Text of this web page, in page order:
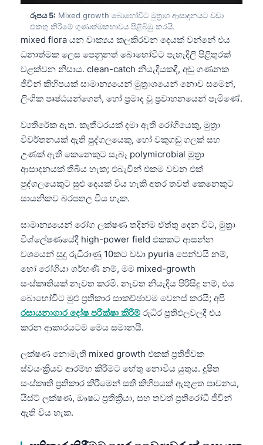
රූපය 5: Mixed growth බොහෝවිට මුත්‍රාශ ආසාදනයට වඩා
එකතු කිරීමේ ගුණාත්මකභාවය පිළිබිඹු කරයි.
mixed flora යන වාක්‍යය කලකිරවන දෙයක් වන්නේ එය
ධනාත්මක ලෙස පෙනුනත් බොහෝවිට පැහැදිලි පිළිතුරක්
වළක්වන නිසාය. clean-catch නියැදියකදී, අඩු ගණනක
ජීවීන් කිහිපයක් සාමාන්‍යයෙන් මුත්‍රාශයෙන් නොව සමෙන්,
ලිංගික පෘෂ්ඨයන්ගෙන්, හෝ ප්‍රමාද වූ ප්‍රවාහනයෙන් පැමිණේ.
ව්‍යතිරේක ඇත. කැතීටරයක් දමා ඇති රෝගියෙකු, මුත්‍රා
විවර්තනයක් ඇති පුද්ගලයෙකු, හෝ වකුගඩු ගලක් සහ
උණක් ඇති කෙනෙකුට සැබෑ polymicrobial මුත්‍රා
ආසාදනයක් තිබිය හැක; එබැවින් එකම වචන එක්
පුද්ගලයෙකුට සුළු දෙයක් විය හැකි අතර තවත් කෙනෙකුට
සායනිකව බරපතල විය හැක.
සාමාන්‍යයෙන් රෝග ලක්ෂණ තදින්ම ඒත්තු දෙන විට, මුත්‍රා
විශ්ලේෂණයේදී high-power field එකකට ආසන්න
වශයෙන් සුදු රුධිරාණු 10කට වඩා pyuria පෙන්වයි නම්,
හෝ රෝගියා ගර්භණී නම්, මම mixed-growth
සංස්කෘතියක් නැවත කරමි. නැවත නියැදිය පිරිසිදු නම්, එය
බොහෝවිට මුළු ප්‍රතිකාර සාකච්ඡාවම වෙනස් කරයි; අපි
රසායනාගාර දෝෂ පරීක්ෂා කිරීම් රුධිර ප්‍රතිඵලවලදී එය
කරන ආකාරයටම මෙය සමානයි.
ලක්ෂණ නොමැති mixed growth එකක් ප්‍රතිජීවක
ස්වයංක්‍රීයව ආරම්භ කිරීමට හේතු නොවිය යුතුය. දූෂිත
සංස්කෘති ප්‍රතිකාර කිරීමෙන් සති කිහිපයක් ඇතුළත පාචනය,
යීස්ට් ලක්ෂණ, ඖෂධ ප්‍රතික්‍රියා, සහ තවත් ප්‍රතිරෝධී ජීවීන්
ඇති විය හැක.
ភាសាខ្មែរ
Kiswahili
አማርኛ
Українська
O‘zbekcha
Català
Қазақ тілі
Suomi
Hrvatski
Slovenčina
پښتو
سنڌي
অসমীয়া
Galego
Latviešu valoda
Македонски јазик
Euskara
Gàidhlig
Occitan
العربية المغربية
Afrikaans